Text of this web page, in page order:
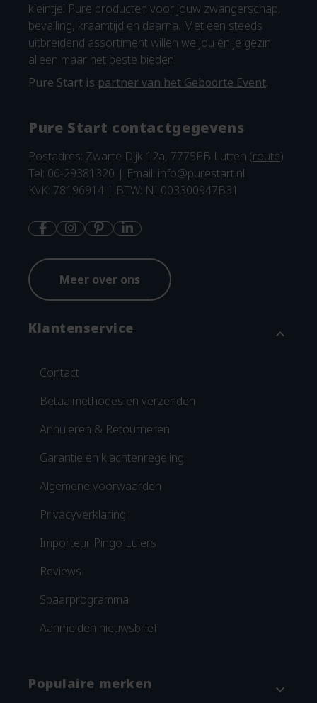
kleintje! Pure producten voor jouw zwangerschap,
bevalling, kraamtijd en daarna. Met een steeds
uitbreidend assortiment willen we jou én je gezin
alleen maar het beste bieden!
Pure Start is partner van het Geboorte Event.
Pure Start contactgegevens
Postadres: Zwarte Dijk 12a, 7775PB Lutten (route)
Tel: 06-29381320 | Email: info@purestart.nl
KvK: 78196914 | BTW: NL003300947B31
Meer over ons
Klantenservice expand_more
Contact
Betaalmethodes en verzenden
Annuleren & Retourneren
Garantie en klachtenregeling
Algemene voorwaarden
Privacyverklaring
Importeur Pingo Luiers
Reviews
Spaarprogramma
Aanmelden nieuwsbrief
Populaire merken expand_more